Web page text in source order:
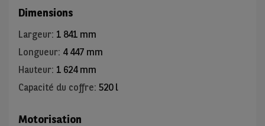
Dimensions
Largeur: 1 841 mm
Longueur: 4 447 mm
Hauteur: 1 624 mm
Capacité du coffre: 520 l
Motorisation